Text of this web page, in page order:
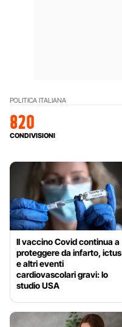
POLITICA ITALIANA
820
CONDIVISIONI
Il vaccino Covid continua a
proteggere da infarto, ictus
e altri eventi
cardiovascolari gravi: lo
studio USA